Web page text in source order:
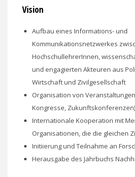
Vision
Aufbau eines Informations- und
Kommunikationsnetzwerkes
HochschullehrerInnen,
und engagierten Akteuren aus
Wirtschaft und Zivilgesellschaft
Organisation von
Kongresse, Zukunftskonferenzen)
Internationale Kooperation mit
Organisationen, die die gleichen
Initiierung und Teilnahme an
Herausgabe des Jahrbuchs